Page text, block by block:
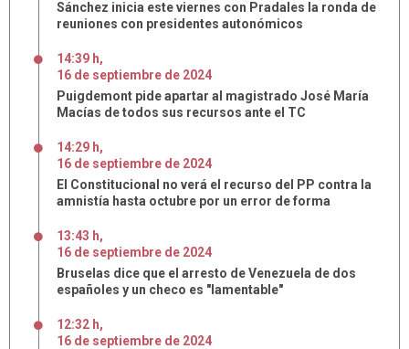
Sánchez inicia este viernes con Pradales la ronda de
reuniones con presidentes autonómicos
14:39 h,
16 de septiembre de 2024
Puigdemont pide apartar al magistrado José María
Macías de todos sus recursos ante el TC
14:29 h,
16 de septiembre de 2024
El Constitucional no verá el recurso del PP contra la
amnistía hasta octubre por un error de forma
13:43 h,
16 de septiembre de 2024
Bruselas dice que el arresto de Venezuela de dos
españoles y un checo es "lamentable"
12:32 h,
16 de septiembre de 2024